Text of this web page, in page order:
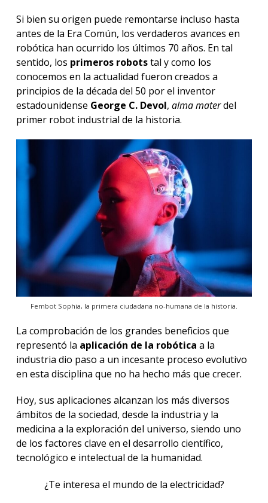
Si bien su origen puede remontarse incluso hasta
antes de la Era Común, los verdaderos avances en
robótica han ocurrido los últimos 70 años. En tal
sentido, los primeros robotstal y como los
conocemos en la actualidad fueron creados a
principios de la década del 50 por el inventor
estadounidense George C. Devol, alma materdel
primer robot industrial de la historia.
Fembot Sophia, la primera ciudadana no-humana de la historia.
La comprobación de los grandes beneficios que
representó la aplicación de la robótica a la
industria dio paso a un incesante proceso evolutivo
en esta disciplina que no ha hecho más que crecer.
Hoy, sus aplicaciones alcanzan los más diversos
ámbitos de la sociedad, desde la industria y la
medicina a la exploración del universo, siendo uno
de los factores clave en el desarrollo científico,
tecnológico e intelectual de la humanidad.
¿Te interesa el mundo de la electricidad?